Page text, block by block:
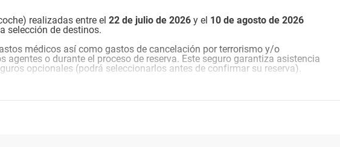
realizadas entre el 22 de julio de 2026 y el 10 de agosto de 2026
selección de destinos.
médicos así como gastos de cancelación por terrorismo y/o
o durante el proceso de reserva. Este seguro garantiza asistencia
opcionales (podrá seleccionarlos antes de confirmar su reserva).